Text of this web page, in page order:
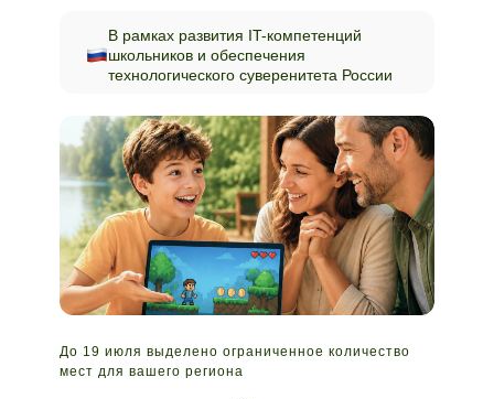
В рамках развития IT-компетенций
школьников и обеспечения
технологического суверенитета России
До 19 июля выделено ограниченное количество
мест для вашего региона